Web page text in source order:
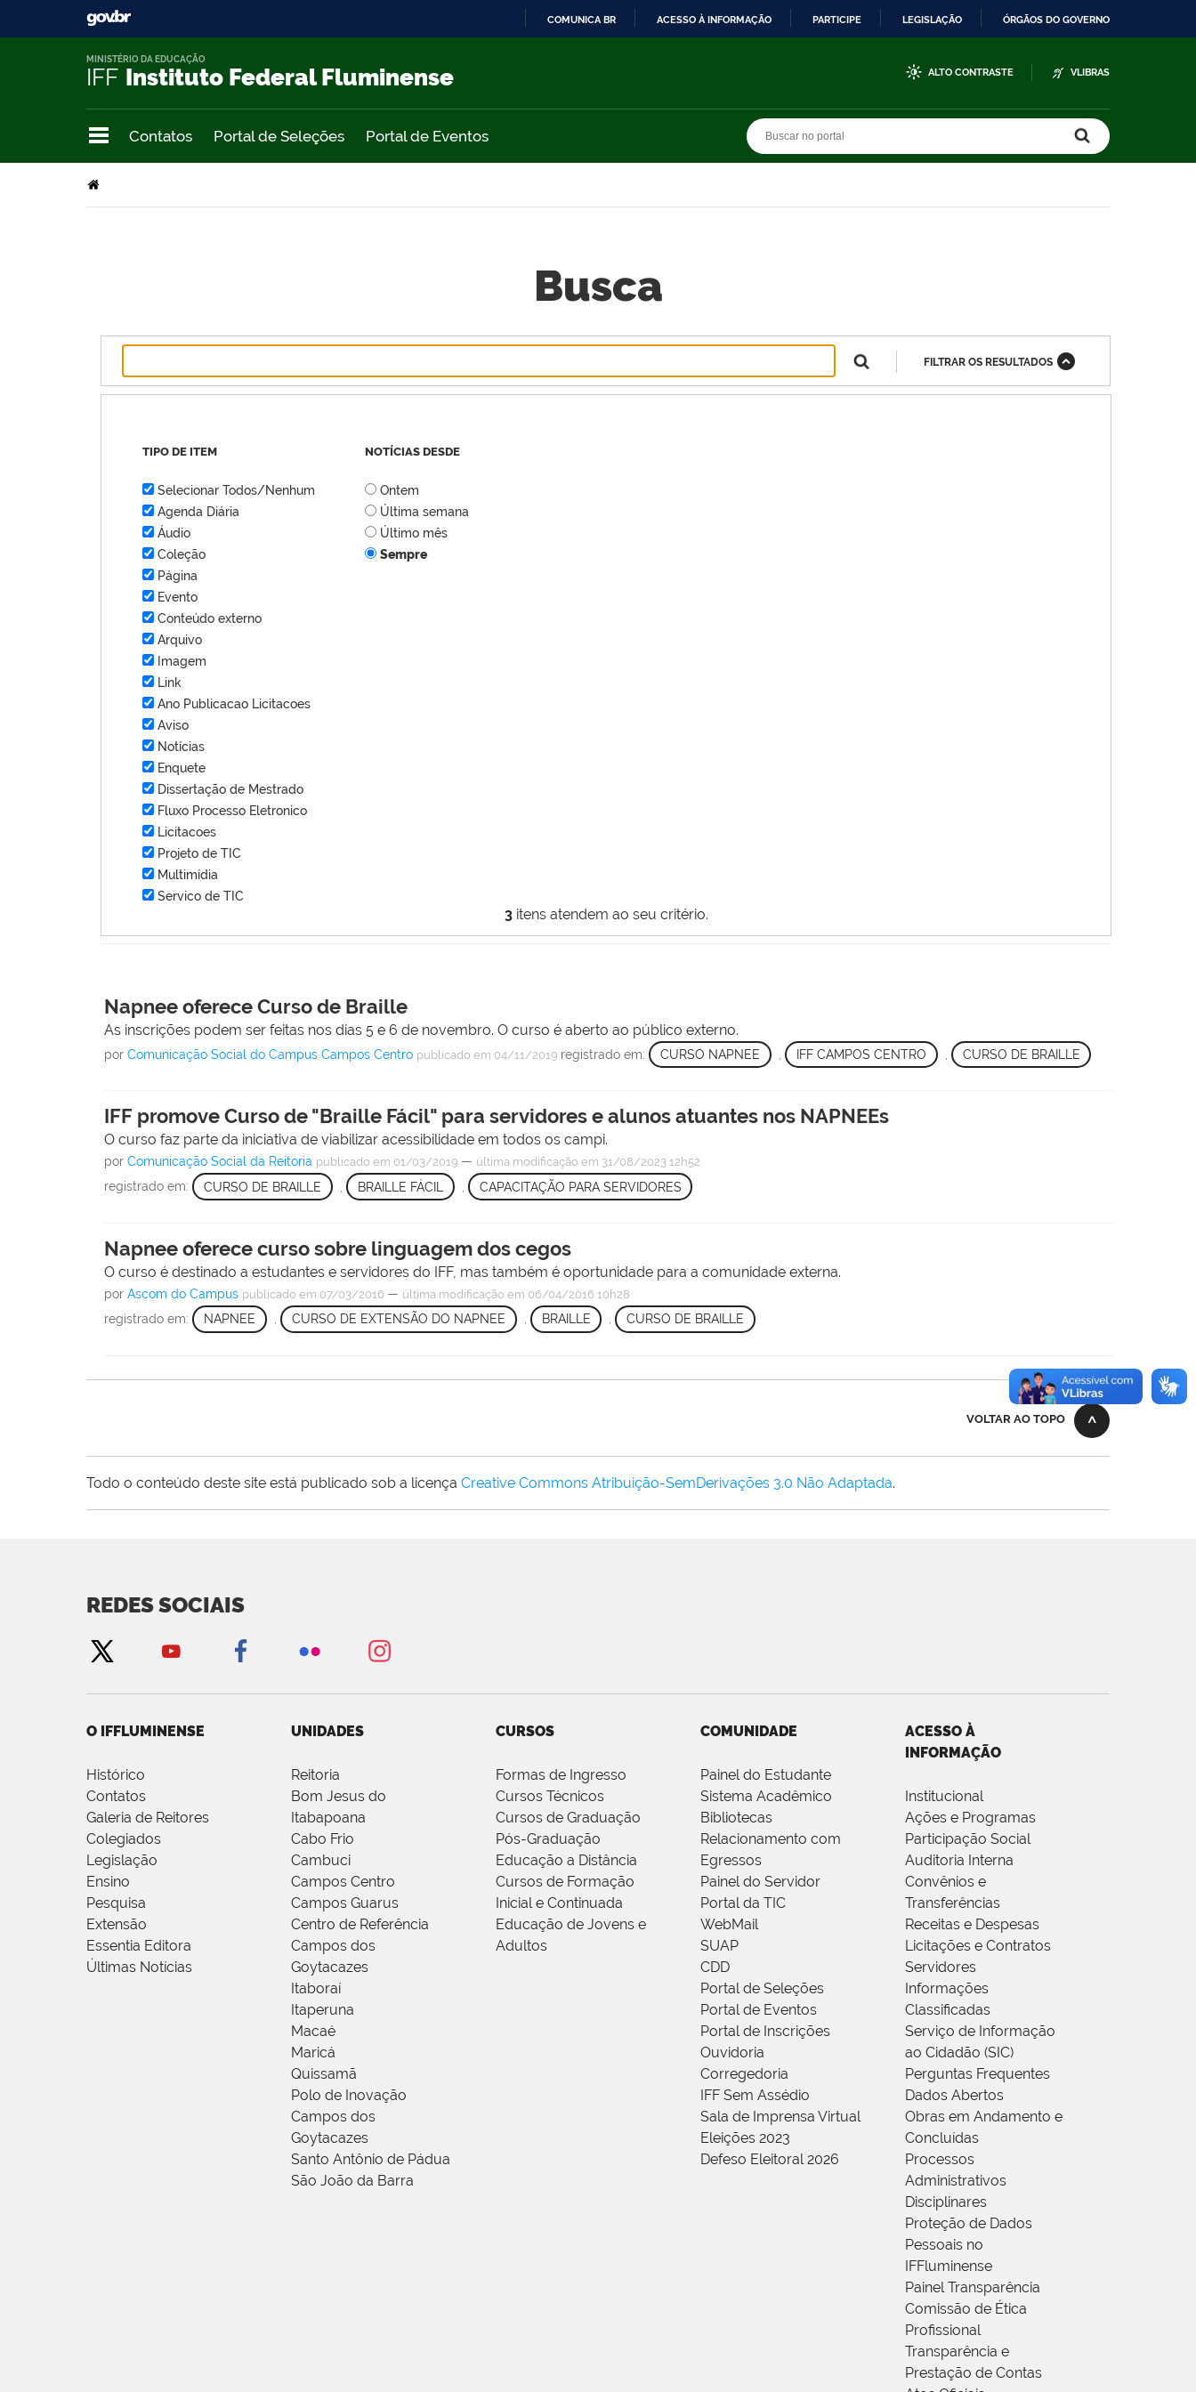
COMUNICA BR ACESSO À INFORMAÇÃO PARTICIPE LEGISLAÇÃO ÓRGÃOS DO GOVERNO
IFF Instituto Federal Fluminense
MINISTÉRIO DA EDUCAÇÃO
ALTO CONTRASTE VLIBRAS
Contatos Portal de Seleções Portal de Eventos
Busca
3itens atendem ao seu critério.
FILTRAR OS RESULTADOS
TIPO DE ITEM
Selecionar Todos/Nenhum
Agenda Diária
Áudio
Coleção
Página
Evento
Conteúdo externo
Arquivo
Imagem
Link
Ano Publicacao Licitacoes
Aviso
Notícias
Enquete
Dissertação de Mestrado
Fluxo Processo Eletronico
Licitacoes
Projeto de TIC
Multimídia
Servico de TIC
NOTÍCIAS DESDE
Ontem
Última semana
Último mês
Sempre
Napnee oferece Curso de Braille
As inscrições podem ser feitas nos dias 5 e 6 de novembro. O curso é aberto ao público externo.
porComunicação Social do Campus Campos Centro publicado em 04/11/2019 registrado em: CURSO NAPNEE IFF CAMPOS CENTRO CURSO DE BRAILLE
IFF promove Curso de "Braille Fácil" para servidores e alunos atuantes nos NAPNEEs
O curso faz parte da iniciativa de viabilizar acessibilidade em todos os campi.
porComunicação Social da Reitoria publicado em 01/03/2019 — última modificação em 31/08/2023 12h52
registrado em: CURSO DE BRAILLE BRAILLE FÁCIL CAPACITAÇÃO PARA SERVIDORES
Napnee oferece curso sobre linguagem dos cegos
O curso é destinado a estudantes e servidores do IFF, mas também é oportunidade para a comunidade externa.
porAscom do Campus publicado em 07/03/2016 — última modificação em 06/04/2016 10h28
registrado em: NAPNEE , CURSO DE EXTENSÃO DO NAPNEE , BRAILLE , CURSO DE BRAILLE
VOLTAR AO TOPO
Todo o conteúdo deste site está publicado sob a licença Creative Commons Atribuição-SemDerivações 3.0 Não Adaptada.
REDES SOCIAIS
O IFFLUMINENSE
Histórico
Contatos
Galeria de Reitores
Colegiados
Legislação
Ensino
Pesquisa
Extensão
Essentia Editora
Últimas Notícias
UNIDADES
Reitoria
Bom Jesus do
Itabapoana
Cabo Frio
Cambuci
Campos Centro
Campos Guarus
Centro de Referência
Campos dos
Goytacazes
Itaboraí
Itaperuna
Macaé
Maricá
Quissamã
Polo de Inovação
Campos dos
Goytacazes
Santo Antônio de Pádua
São João da Barra
CURSOS
Formas de Ingresso
Cursos Técnicos
Cursos de Graduação
Pós-Graduação
Educação a Distância
Cursos de Formação
Inicial e Continuada
Educação de Jovens e
Adultos
COMUNIDADE
Painel do Estudante
Sistema Acadêmico
Bibliotecas
Relacionamento com
Egressos
Painel do Servidor
Portal da TIC
WebMail
SUAP
CDD
Portal de Seleções
Portal de Eventos
Portal de Inscrições
Ouvidoria
Corregedoria
IFF Sem Assédio
Sala de Imprensa Virtual
Eleições 2023
Defeso Eleitoral 2026
ACESSO À
INFORMAÇÃO
Institucional
Ações e Programas
Participação Social
Auditoria Interna
Convênios e
Transferências
Receitas e Despesas
Licitações e Contratos
Servidores
Informações
Classificadas
Serviço de Informação
ao Cidadão (SIC)
Perguntas Frequentes
Dados Abertos
Obras em Andamento e
Concluídas
Processos
Administrativos
Disciplinares
Proteção de Dados
Pessoais no
IFFluminense
Painel Transparência
Comissão de Ética
Profissional
Transparência e
Prestação de Contas